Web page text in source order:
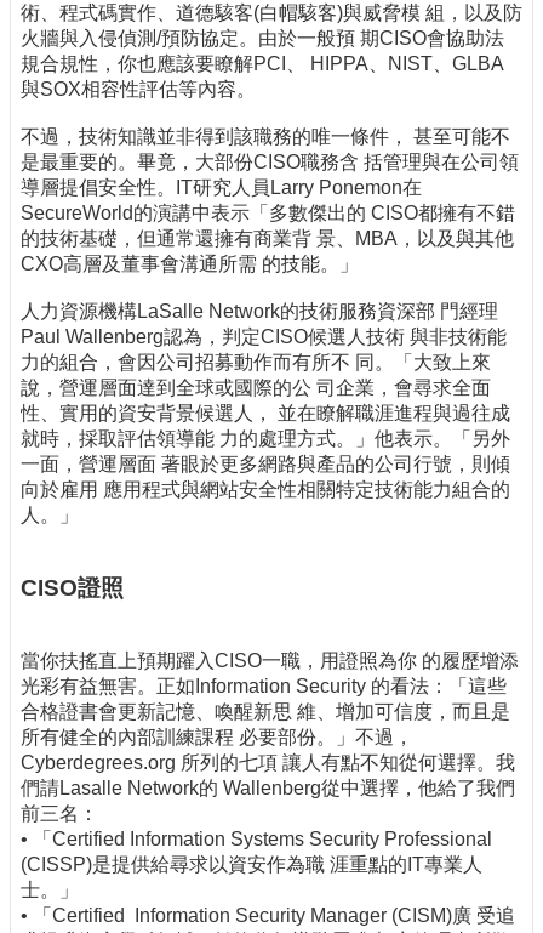
術、程式碼實作、道德駭客(白帽駭客)與威脅模 組，以及防
火牆與入侵偵測/預防協定。由於一般預 期CISO會協助法
規合規性，你也應該要瞭解PCI、 HIPPA、NIST、GLBA
與SOX相容性評估等內容。
不過，技術知識並非得到該職務的唯一條件， 甚至可能不
是最重要的。畢竟，大部份CISO職務含 括管理與在公司領
導層提倡安全性。IT研究人員Larry Ponemon在
SecureWorld的演講中表示「多數傑出的 CISO都擁有不錯
的技術基礎，但通常還擁有商業背 景、MBA，以及與其他
CXO高層及董事會溝通所需 的技能。」
人力資源機構LaSalle Network的技術服務資深部 門經理
Paul Wallenberg認為，判定CISO候選人技術 與非技術能
力的組合，會因公司招募動作而有所不 同。「大致上來
說，營運層面達到全球或國際的公 司企業，會尋求全面
性、實用的資安背景候選人， 並在瞭解職涯進程與過往成
就時，採取評估領導能 力的處理方式。」他表示。「另外
一面，營運層面 著眼於更多網路與產品的公司行號，則傾
向於雇用 應用程式與網站安全性相關特定技術能力組合的
人。」
CISO證照
當你扶搖直上預期躍入CISO一職，用證照為你 的履歷增添
光彩有益無害。正如Information Security 的看法：「這些
合格證書會更新記憶、喚醒新思 維、增加可信度，而且是
所有健全的內部訓練課程 必要部份。」不過，
Cyberdegrees.org 所列的七項 讓人有點不知從何選擇。我
們請Lasalle Network的 Wallenberg從中選擇，他給了我們
前三名：
• 「Certified Information Systems Security Professional
(CISSP)是提供給尋求以資安作為職 涯重點的IT專業人
士。」
• 「Certified Information Security Manager (CISM)廣 受追